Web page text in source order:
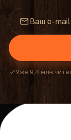
Уже 9,4 млн